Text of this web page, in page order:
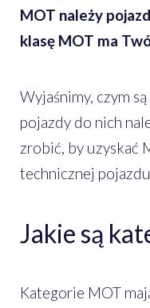
MOT należy
klasę MOT ma
Wyjaśnimy, czym
pojazdy do nich
zrobić, by uzyskać
technicznej
Jakie są
Kategorie MOT